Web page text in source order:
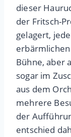
dieser
der Fritsch-
gelagert,
Bühne, aber
sogar im
aus dem
mehrere
der
entschied